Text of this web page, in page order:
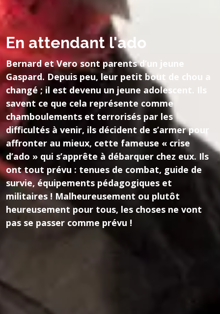
En attendant l'ado
Bernard et Vero sont parents d’un jeune
Gaspard. Depuis peu, leur petit bout de chou a
changé ; il est devenu un jeune adolescent. Ils
savent ce que cela représente comme
chamboulements et terrorisés par les
difficultés à venir, ils décident de s’armer pour
affronter au mieux, cette fameuse « crise
d’ado » qui s’apprête à débarquer chez eux. Ils
ont tout prévu : tenues de combat, guide de
survie, équipements pédagogiques et
militaires ! Malheureusement ou plutôt
heureusement pour tous, les choses ne vont
pas se passer comme prévu !